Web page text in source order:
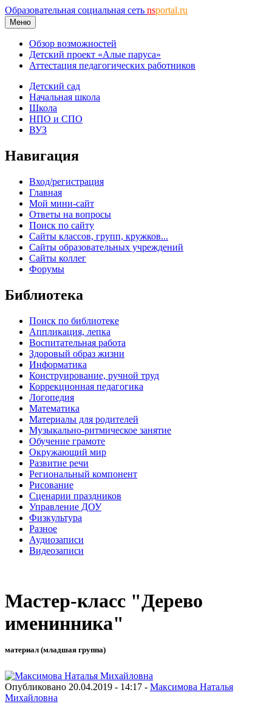
Образовательная социальная сеть nsportal.ru
Меню
Обзор возможностей
Детский проект «Алые паруса»
Аттестация педагогических работников
Детский сад
Начальная школа
Школа
НПО и СПО
ВУЗ
Навигация
Вход/регистрация
Главная
Мой мини-сайт
Ответы на вопросы
Поиск по сайту
Сайты классов, групп, кружков...
Сайты образовательных учреждений
Сайты коллег
Форумы
Библиотека
Поиск по библиотеке
Аппликация, лепка
Воспитательная работа
Здоровый образ жизни
Информатика
Конструирование, ручной труд
Коррекционная педагогика
Логопедия
Математика
Материалы для родителей
Музыкально-ритмическое занятие
Обучение грамоте
Окружающий мир
Развитие речи
Региональный компонент
Рисование
Сценарии праздников
Управление ДОУ
Физкультура
Разное
Аудиозаписи
Видеозаписи
Мастер-класс "Дерево
именинника"
материал (младшая группа)
Опубликовано 20.04.2019 - 14:17 - Максимова Наталья
Михайловна